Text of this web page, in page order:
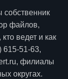
собственник
файлов,
ведет и как
615-51-63,
филиалы
округах.